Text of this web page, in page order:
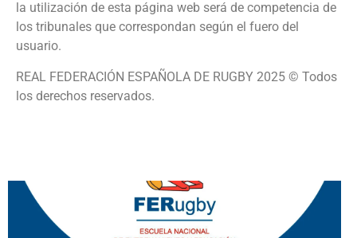
la utilización de esta página web será de competencia de
los tribunales que correspondan según el fuero del
usuario.
REAL FEDERACIÓN ESPAÑOLA DE RUGBY 2025 © Todos
los derechos reservados.